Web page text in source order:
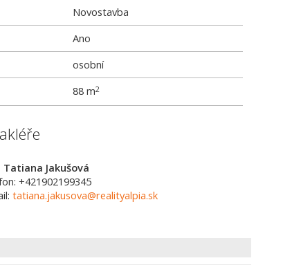
Novostavba
Ano
osobní
88 m2
Tatiana Jakušová
+421902199345
tatiana.jakusova@realityalpia.sk